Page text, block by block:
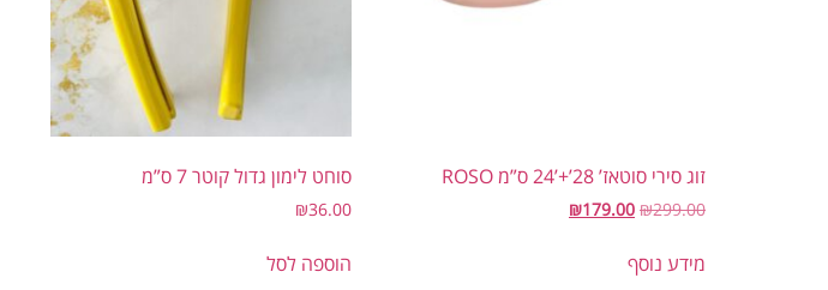
זוג סירי סוטאז’ 28’+’24 ס”מ ROSO
₪299.00
₪179.00
מידע נוסף
סוחט לימון גדול קוטר 7 ס”מ
₪36.00
הוספה לסל